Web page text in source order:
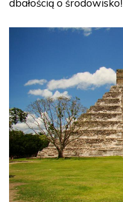
dbałością o środowisko!